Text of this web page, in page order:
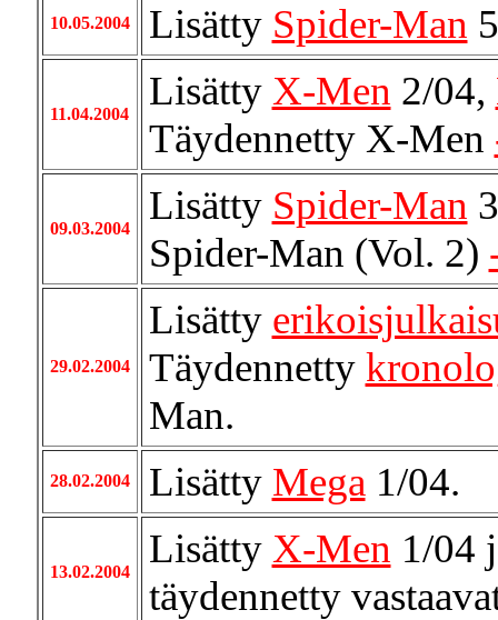
10.05.2004 Lisätty Spider-Man
11.04.2004
Lisätty X-Men 2/04,
Täydennetty X-Men
09.03.2004
Lisätty Spider-Man
Spider-Man (Vol. 2)
29.02.2004
Lisätty
Täydennetty
Man.
28.02.2004 Lisätty Mega 1/04.
13.02.2004
Lisätty X-Men 1/04
täydennetty